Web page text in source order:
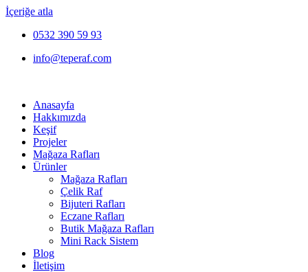
İçeriğe atla
0532 390 59 93
info@teperaf.com
Anasayfa
Hakkımızda
Keşif
Projeler
Mağaza Rafları
Ürünler
Mağaza Rafları
Çelik Raf
Bijuteri Rafları
Eczane Rafları
Butik Mağaza Rafları
Mini Rack Sistem
Blog
İletişim